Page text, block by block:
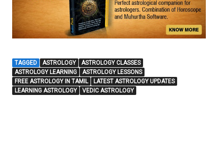
TAGGED ASTROLOGY
ASTROLOGY CLASSES
ASTROLOGY LEARNING
ASTROLOGY LESSONS
FREE ASTROLOGY IN TAMIL
LATEST ASTROLOGY UPDATES
LEARNING ASTROLOGY
VEDIC ASTROLOGY